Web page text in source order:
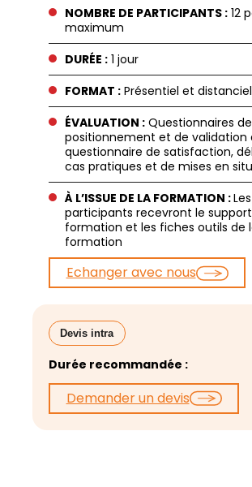
NOMBRE DE PARTICIPANTS : 12
maximum
DURÉE : 1 jour
FORMAT : Présentiel et distanciel
ÉVALUATION : Questionnaires de
positionnement et de validation
questionnaire de satisfaction,
cas pratiques et de mises en
À L’ISSUE DE LA FORMATION :Les
participants recevront le
formation et les fiches outils de
formation
Echanger avec nous
Devis intra
Durée recommandée :
Demander un devis